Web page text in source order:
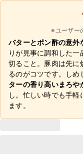
※ユーザー
バターとポン酢の意外
りが見事に調和した
切ること。豚肉は先に
るのがコツです。しめ
ターの香り高いまろや
し。忙しい時でも手
ます。